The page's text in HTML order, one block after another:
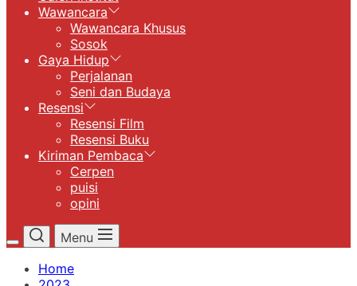
Wawancara
Wawancara Khusus
Sosok
Gaya Hidup
Perjalanan
Seni dan Budaya
Resensi
Resensi Film
Resensi Buku
Kiriman Pembaca
Cerpen
puisi
opini
Menu
Home